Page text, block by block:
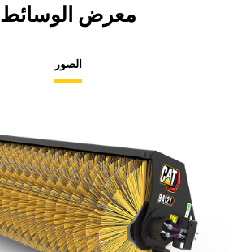
معرض الوسائط
الصور